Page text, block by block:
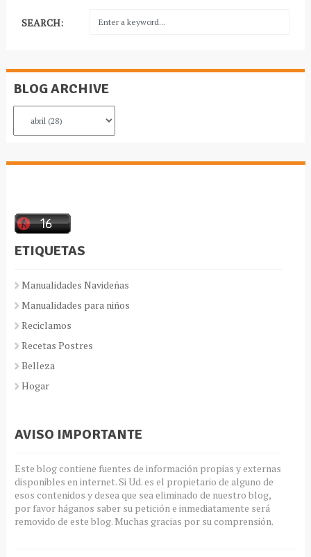
SEARCH:
BLOG ARCHIVE
ETIQUETAS
Manualidades Navideñas
Manualidades para niños
Reciclamos
Recetas Postres
Belleza
Hogar
AVISO IMPORTANTE
Este blog contiene fuentes de información propias y externas
disponibles en internet. Si Ud. es el propietario de alguno de
esos contenidos y desea que sea eliminado de nuestro blog,
por favor háganos saber su petición e inmediatamente será
removido de este blog. Muchas gracias por su comprensión.